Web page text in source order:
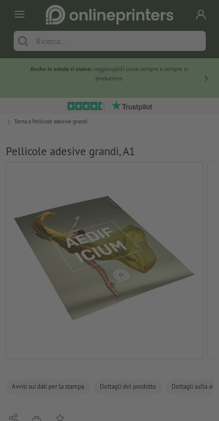
Anche in estate ci siamo: raggiungibili come sempre e sempre in
produzione.
Torna a Pellicole adesive grandi
Pellicole adesive grandi, A1
Avvisi sui dati per la stampa Dettagli del prodotto Dettagli sulla
Condividistamparealla lista preferiti